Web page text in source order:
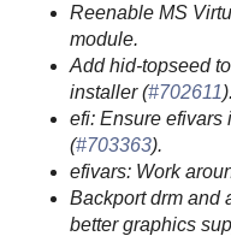
Reenable MS
module.
Add hid-topseed
installer (#702611).
efi: Ensure efivars
(#703363).
efivars: Work
Backport drm and
better graphics